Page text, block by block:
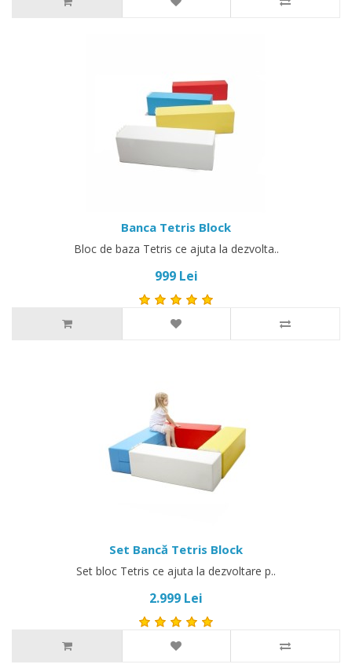
Banca Tetris Block
Bloc de baza Tetris ce ajuta la dezvolta..
999 Lei
Set Bancă Tetris Block
Set bloc Tetris ce ajuta la dezvoltare p..
2.999 Lei